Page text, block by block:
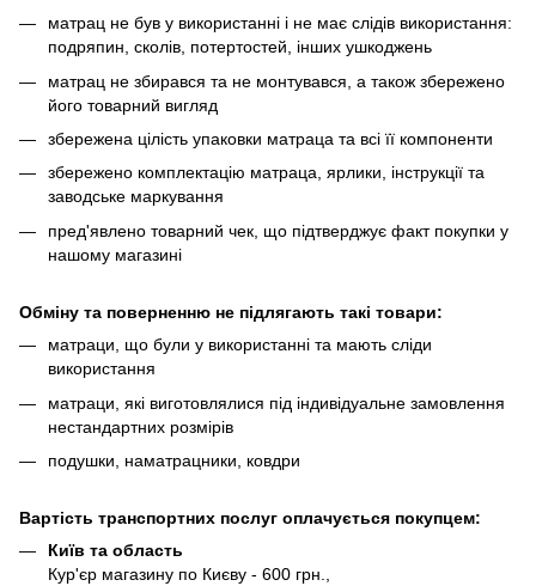
матрац не був у використанні і не має слідів використання:
подряпин, сколів, потертостей, інших ушкоджень
матрац не збирався та не монтувався, а також збережено
його товарний вигляд
збережена цілість упаковки матраца та всі її компоненти
збережено комплектацію матраца, ярлики, інструкції та
заводське маркування
пред'явлено товарний чек, що підтверджує факт покупки у
нашому магазині
Обміну та поверненню не підлягають такі товари:
матраци, що були у використанні та мають сліди
використання
матраци, які виготовлялися під індивідуальне замовлення
нестандартних розмірів
подушки, наматрацники, ковдри
Вартість транспортних послуг оплачується покупцем:
Київ та область
Кур'єр магазину по Києву - 600 грн.,